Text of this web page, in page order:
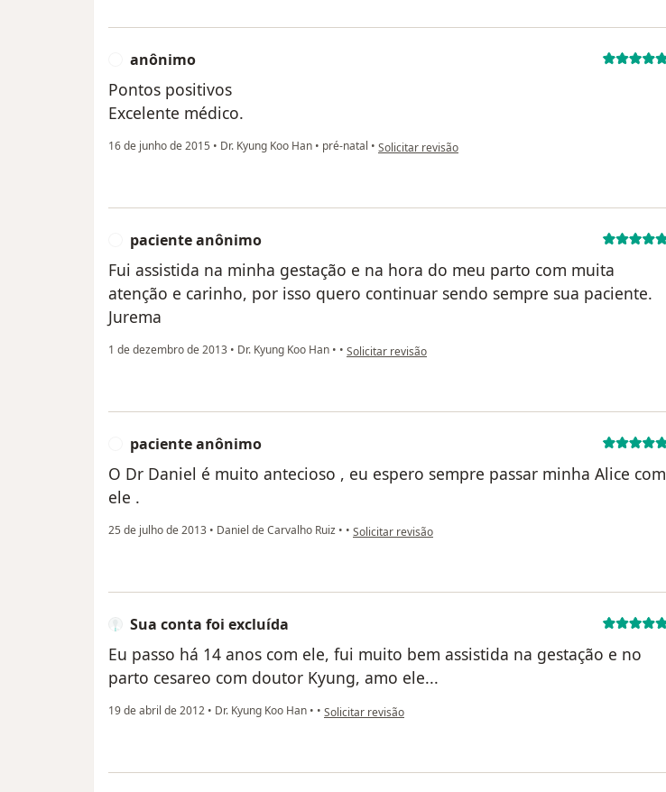
anônimo
Pontos positivos
Excelente médico.
16 de junho de 2015 • Dr. Kyung Koo Han • pré-natal • na opinião do utilizador anônimo
Solicitar revisão
paciente anônimo
Fui assistida na minha gestação e na hora do meu parto com muita
atenção e carinho, por isso quero continuar sendo sempre sua paciente.
Jurema
1 de dezembro de 2013 • Dr. Kyung Koo Han • • na opinião do utilizador paciente anônimo
Solicitar revisão
paciente anônimo
O Dr Daniel é muito antecioso , eu espero sempre passar minha Alice com
ele .
25 de julho de 2013 • Daniel de Carvalho Ruiz • • na opinião do utilizador paciente anônimo
Solicitar revisão
Sua conta foi excluída
Eu passo há 14 anos com ele, fui muito bem assistida na gestação e no
parto cesareo com doutor Kyung, amo ele...
19 de abril de 2012 • Dr. Kyung Koo Han • • na opinião do utilizador Sua conta foi excluída
Solicitar revisão